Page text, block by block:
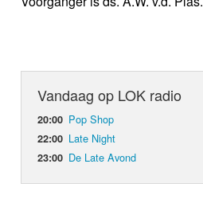
Vandaag op LOK radio
20:00 Pop Shop
22:00 Late Night
23:00 De Late Avond